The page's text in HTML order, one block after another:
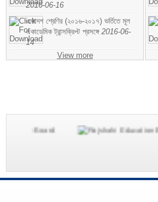
2016-06-16
একাদশ শ্রেণির (২০১৬-২০১৭) ভর্তিতে মূল
একাডেমিক ট্রান্সক্রিপ্ট প্রসঙ্গে 2016-06-
14
View more